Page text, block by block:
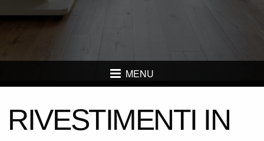
MENU
RIVESTIMENTI IN